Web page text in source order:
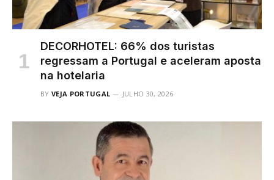
DECORHOTEL: 66% dos turistas
regressam a Portugal e aceleram aposta
na hotelaria
BY VEJA PORTUGAL JULHO 30, 2026